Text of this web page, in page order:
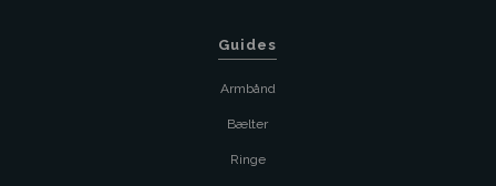
Guides
Armbånd
Bælter
Ringe